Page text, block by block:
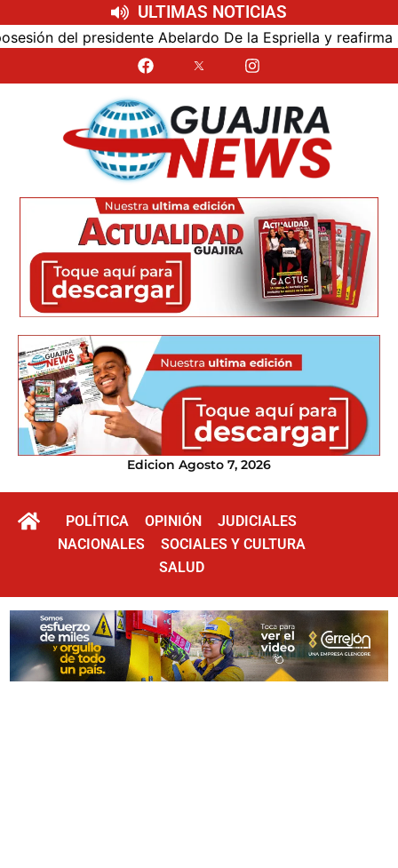
ULTIMAS NOTICIAS
del presidente Abelardo De la Espriella y reafirma su
Edicion Agosto 7, 2026
POLÍTICA OPINIÓN
JUDICIALES
NACIONALES
SOCIALES Y CULTURA
SALUD